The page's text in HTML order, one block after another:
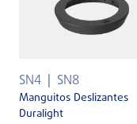
SN4 SN8
Manguitos Deslizantes
Duralight